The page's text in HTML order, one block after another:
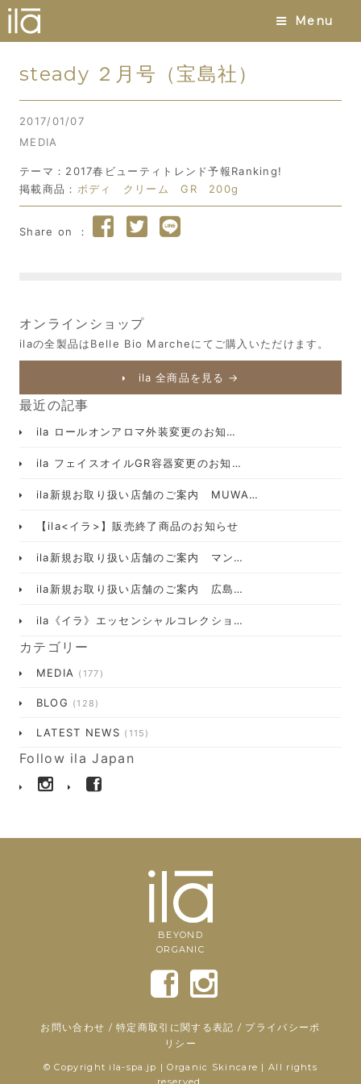
Menu
steady ２月号（宝島社）
2017/01/07
MEDIA
テーマ：2017春ビューティトレンド予報Ranking!
掲載商品： ボディ クリーム GR 200g
オンラインショップ
ilaの全製品はBelle Bio Marcheにてご購入いただけます。
ila 全商品を見る →
最近の記事
ila ロールオンアロマ外装変更のお知…
ila フェイスオイルGR容器変更のお知…
ila新規お取り扱い店舗のご案内 MUWA…
【ila<イラ>】販売終了商品のお知らせ
ila新規お取り扱い店舗のご案内 マン…
ila新規お取り扱い店舗のご案内 広島…
ila《イラ》エッセンシャルコレクショ…
カテゴリー
MEDIA (177)
BLOG (128)
LATEST NEWS (115)
Follow ila Japan
BEYOND
ORGANIC
お問い合わせ /特定商取引に関する表記 / プライバシーポ
リシー
© Copyright ila-spa.jp | Organic Skincare | All rights
reserved.